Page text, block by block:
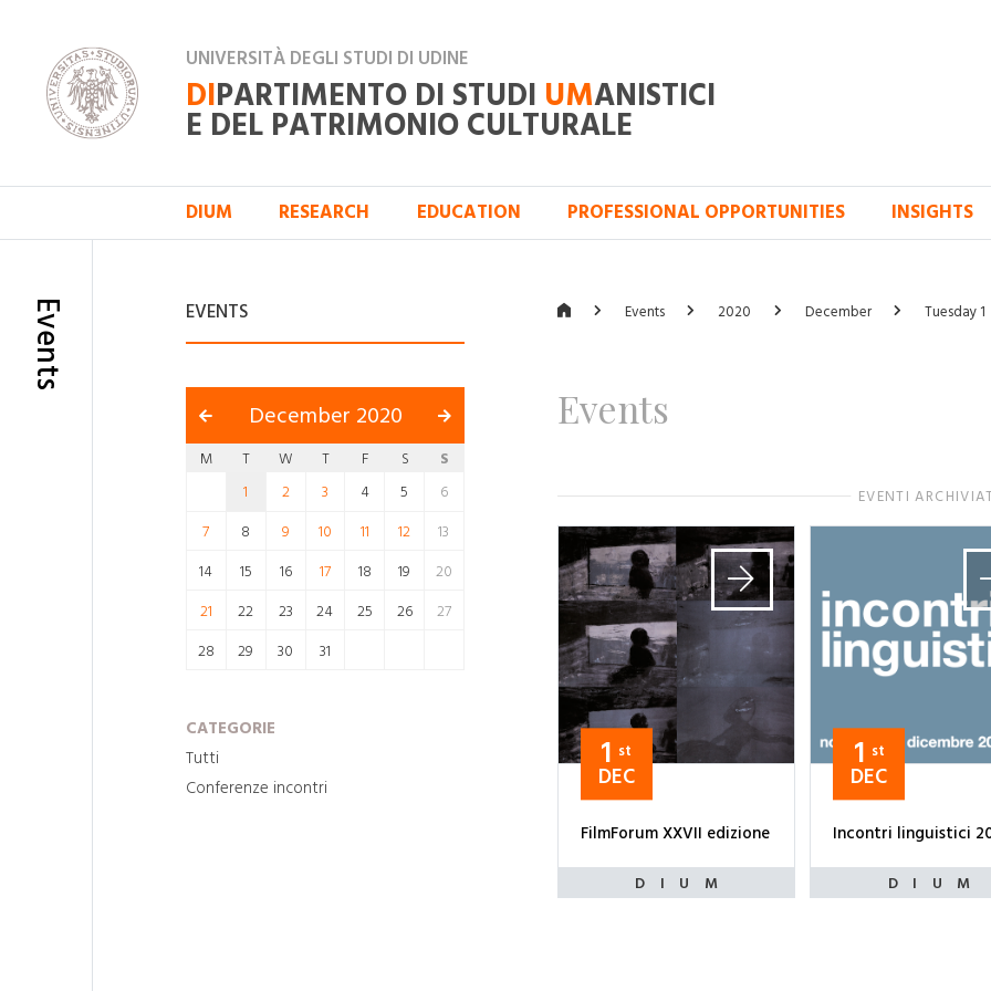
UNIVERSITÀ DEGLI STUDI DI UDINE
DIPARTIMENTO DI STUDI UMANISTICI
E DEL PATRIMONIO CULTURALE
DIUM RESEARCH EDUCATION PROFESSIONAL OPPORTUNITIES INSIGHTS
Events EVENTS
December 2020
M T W T F S
S
1
2 3 4 5
6
7
8 9 10 11 12
13
14
15 16 17 18 19
20
21
22 23 24 25 26
27
28
29 30 31
CATEGORIE
Tutti
Conferenze incontri
Events 2020 December Tuesday 1
Events
EVENTI
1 st
DEC
FilmForum XXVII edizione
1 st
DEC
Incontri linguistici